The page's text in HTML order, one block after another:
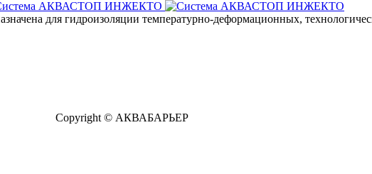
для гидроизоляции температурно-деформационных,
Copyright © АКВАБАРЬЕР